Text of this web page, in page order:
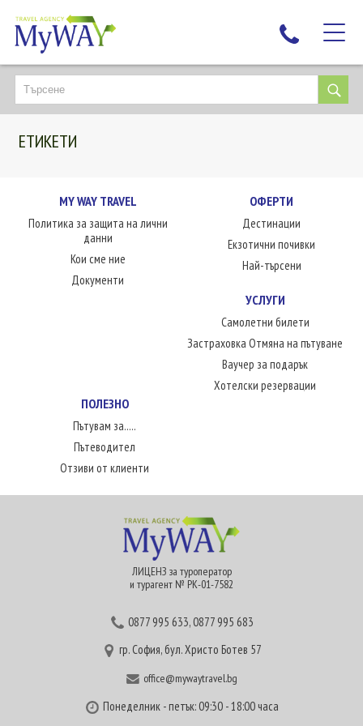
НАЙ-ТЪРСЕНИ
ДЕСТИНАЦИИ
ЕКЗОТИЧНИ ПОЧИВКИ
НОВА ГОДИНА
ПЪТУВАЙТЕ С ДЕЦА
ЛЮБОПИТНО
ЕТИКЕТИ
MY WAY TRAVEL
Политика за защита на лични
данни
Кои сме ние
Документи
ОФЕРТИ
Дестинации
Екзотични почивки
Най-търсени
УСЛУГИ
Самолетни билети
Застраховка Отмяна на пътуване
Ваучер за подарък
Хотелски резервации
ПОЛЕЗНО
Пътувам за.....
Пътеводител
Отзиви от клиенти
ЛИЦЕНЗ за туроператор
и турагент № РК-01-7582
0877 995 633,0877 995 683
гр. София, бул. Христо Ботев 57
office@mywaytravel.bg
Понеделник - петък: 09:30 - 18:00 часа